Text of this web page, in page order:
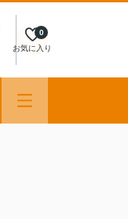
お気に入り
0